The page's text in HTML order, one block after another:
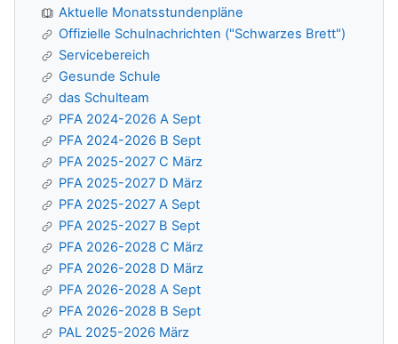
Aktuelle Monatsstundenpläne
Offizielle Schulnachrichten ("Schwarzes Brett")
Servicebereich
Gesunde Schule
das Schulteam
PFA 2024-2026 A Sept
PFA 2024-2026 B Sept
PFA 2025-2027 C März
PFA 2025-2027 D März
PFA 2025-2027 A Sept
PFA 2025-2027 B Sept
PFA 2026-2028 C März
PFA 2026-2028 D März
PFA 2026-2028 A Sept
PFA 2026-2028 B Sept
PAL 2025-2026 März